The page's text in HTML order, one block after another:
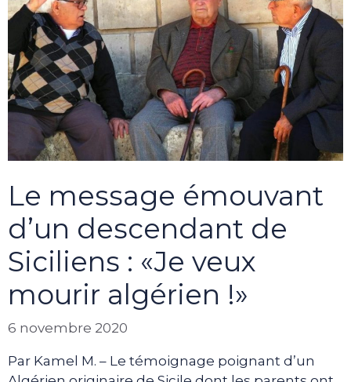
Le message émouvant
d’un descendant de
Siciliens : «Je veux
mourir algérien !»
6 novembre 2020
Par Kamel M. – Le témoignage poignant d’un